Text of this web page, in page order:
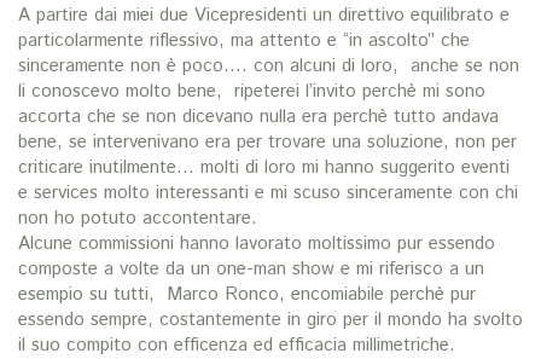
A partire dai miei due Vicepresidenti un direttivo equilibrato e
particolarmente riflessivo, ma attento e “in ascolto” che
sinceramente non è poco…. con alcuni di loro, anche se non
li conoscevo molto bene, ripeterei l’invito perchè mi sono
accorta che se non dicevano nulla era perchè tutto andava
bene, se intervenivano era per trovare una soluzione, non per
criticare inutilmente… molti di loro mi hanno suggerito eventi
e services molto interessanti e mi scuso sinceramente con chi
non ho potuto accontentare.
Alcune commissioni hanno lavorato moltissimo pur essendo
composte a volte da un one-man show e mi riferisco a un
esempio su tutti, Marco Ronco, encomiabile perchè pur
essendo sempre, costantemente in giro per il mondo ha svolto
il suo compito con efficenza ed efficacia millimetriche.